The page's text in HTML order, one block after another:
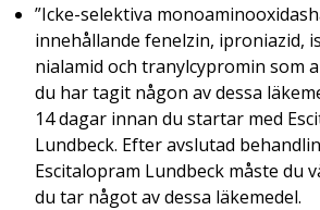
”Icke-selektiva
innehållande fenelzin, iproniazid,
nialamid och tranylcypromin som
du har tagit någon av dessa
14 dagar innan du startar med
Lundbeck. Efter avslutad
Escitalopram Lundbeck måste du
du tar något av dessa läkemedel.